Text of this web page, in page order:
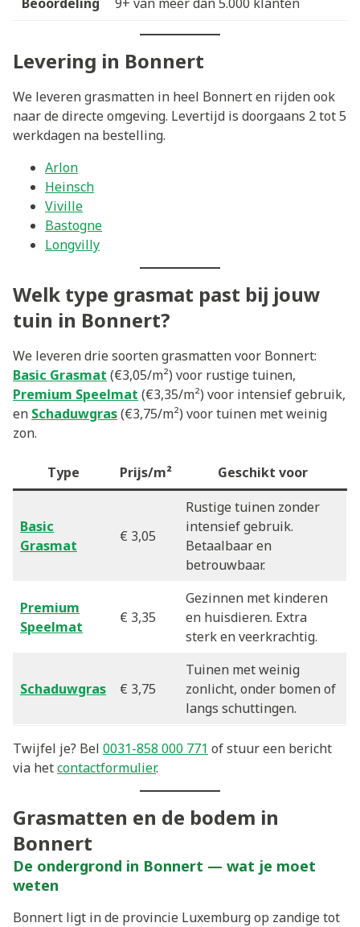
Levering in Bonnert
We leveren grasmatten in heel Bonnert en rijden ook
naar de directe omgeving. Levertijd is doorgaans 2 tot 5
werkdagen na bestelling.
Arlon
Heinsch
Viville
Bastogne
Longvilly
Welk type grasmat past bij jouw
tuin in Bonnert?
We leveren drie soorten grasmatten voor Bonnert:
Basic Grasmat (€3,05/m²) voor rustige tuinen,
Premium Speelmat (€3,35/m²) voor intensief gebruik,
en Schaduwgras(€3,75/m²) voor tuinen met weinig
zon.
Type Prijs/m² Geschikt voor
Basic
Grasmat
€ 3,05
Rustige tuinen zonder
intensief gebruik.
Betaalbaar en
betrouwbaar.
Premium
Speelmat
€ 3,35
Gezinnen met kinderen
en huisdieren. Extra
sterk en veerkrachtig.
Schaduwgras € 3,75
Tuinen met weinig
zonlicht, onder bomen of
langs schuttingen.
Twijfel je? Bel 0031-858 000 771 of stuur een bericht
via hetcontactformulier.
Grasmatten en de bodem in
Bonnert
De ondergrond in Bonnert — wat je moet
weten
Bonnert ligt in de provincie Luxemburg op zandige tot